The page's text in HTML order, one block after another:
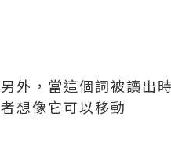
另外，當這個詞被讀出
者想像它可以移動